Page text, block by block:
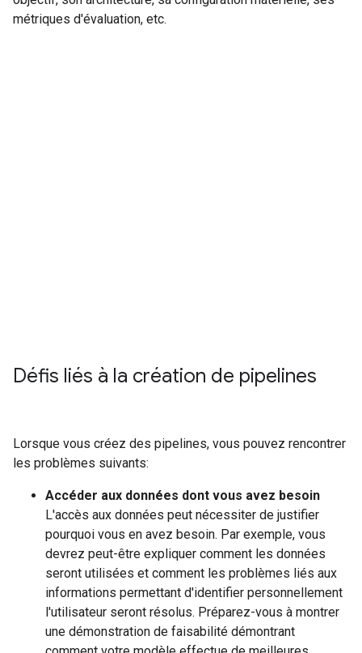
métriques d'évaluation, etc.
Défis liés à la création de pipelines
Lorsque vous créez des pipelines, vous pouvez rencontrer
les problèmes suivants:
Accéder aux données dont vous avez besoin
L'accès aux données peut nécessiter de justifier
pourquoi vous en avez besoin. Par exemple, vous
devrez peut-être expliquer comment les données
seront utilisées et comment les problèmes liés aux
informations permettant d'identifier personnellement
l'utilisateur seront résolus. Préparez-vous à montrer
une démonstration de faisabilité démontrant